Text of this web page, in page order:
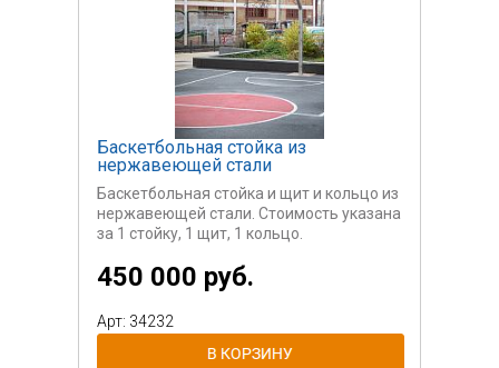
Баскетбольная стойка из
нержавеющей стали
Баскетбольная стойка и щит и кольцо из
нержавеющей стали. Стоимость указана
за 1 стойку, 1 щит, 1 кольцо.
450 000 руб.
Арт: 34232